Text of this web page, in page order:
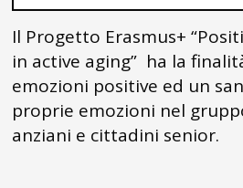
Il Progetto Erasmus+
in active aging” ha la
emozioni positive ed un
proprie emozioni nel
anziani e cittadini senior.